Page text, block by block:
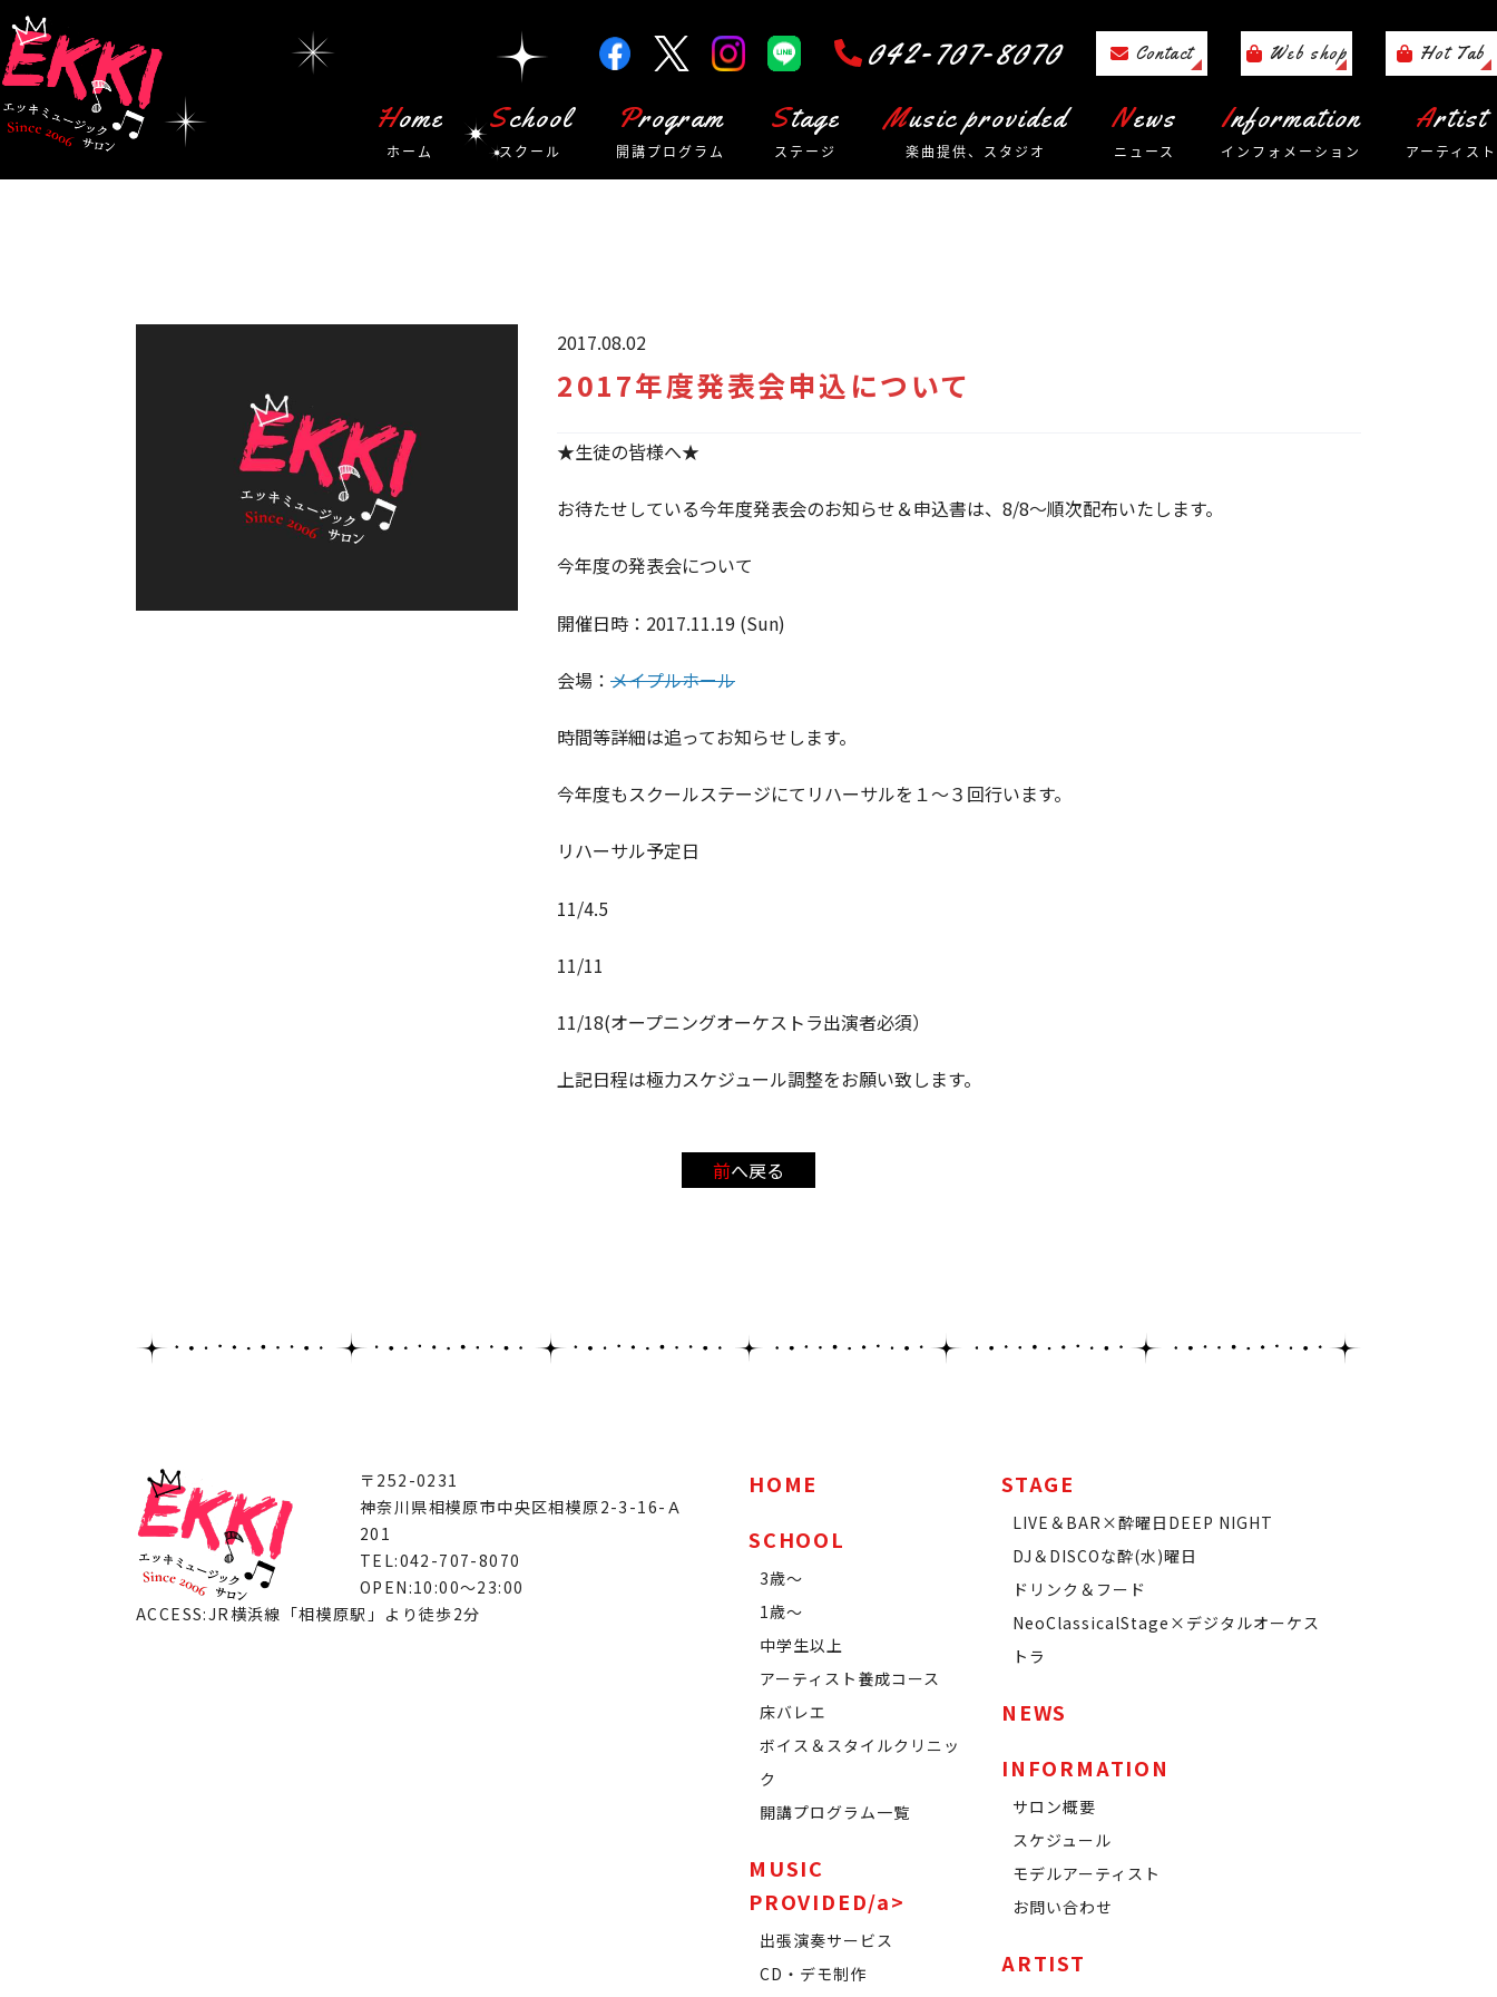
042-707-8070 Contact Web shop Hot Tab
Home
ホーム
School
スクール
Program
開講プログラム
Stage
ステージ
Music provided
楽曲提供、スタジオ
News
ニュース
Information
インフォメーション
Artist
アーティスト
2017.08.02
2017年度発表会申込について
★生徒の皆様へ★
お待たせしている今年度発表会のお知らせ＆申込書は、8/8～順次配布いたします。
今年度の発表会について
開催日時：2017.11.19 (Sun)
会場： メイプルホール
時間等詳細は追ってお知らせします。
今年度もスクールステージにてリハーサルを１～３回行います。
リハーサル予定日
11/4.5
11/11
11/18(オープニングオーケストラ出演者必須）
上記日程は極力スケジュール調整をお願い致します。
前へ戻る
〒252-0231
神奈川県相模原市中央区相模原2-3-16-Ａ
201
TEL:042-707-8070
OPEN:10:00～23:00
ACCESS:JR横浜線「相模原駅」より徒歩2分
HOME
SCHOOL
3歳～
1歳～
中学生以上
アーティスト養成コース
床バレエ
ボイス＆スタイルクリニッ
ク
開講プログラム一覧
MUSIC
PROVIDED/a>
出張演奏サービス
CD・デモ制作
STAGE
LIVE＆BAR×酔曜日DEEP NIGHT
DJ＆DISCOな酔(水)曜日
ドリンク＆フード
NeoClassicalStage×デジタルオーケス
トラ
NEWS
INFORMATION
サロン概要
スケジュール
モデルアーティスト
お問い合わせ
ARTIST